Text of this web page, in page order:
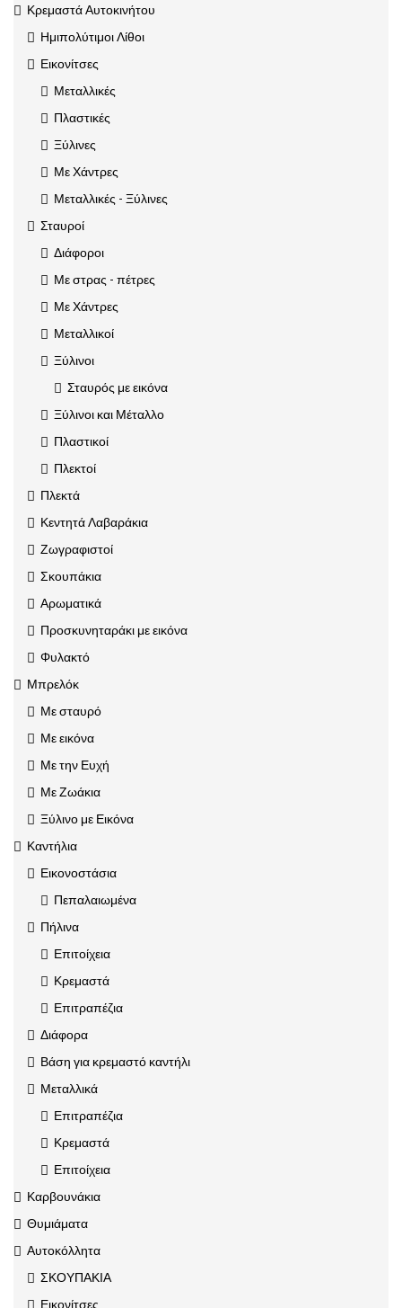
Κρεμαστά Αυτοκινήτου
Ημιπολύτιμοι Λίθοι
Εικονίτσες
Μεταλλικές
Πλαστικές
Ξύλινες
Με Χάντρες
Μεταλλικές - Ξύλινες
Σταυροί
Διάφοροι
Με στρας - πέτρες
Με Χάντρες
Μεταλλικοί
Ξύλινοι
Σταυρός με εικόνα
Ξύλινοι και Μέταλλο
Πλαστικοί
Πλεκτοί
Πλεκτά
Κεντητά Λαβαράκια
Ζωγραφιστοί
Σκουπάκια
Αρωματικά
Προσκυνηταράκι με εικόνα
Φυλακτό
Μπρελόκ
Με σταυρό
Με εικόνα
Με την Ευχή
Με Ζωάκια
Ξύλινο με Εικόνα
Καντήλια
Εικονοστάσια
Πεπαλαιωμένα
Πήλινα
Επιτοίχεια
Κρεμαστά
Επιτραπέζια
Διάφορα
Βάση για κρεμαστό καντήλι
Μεταλλικά
Επιτραπέζια
Κρεμαστά
Επιτοίχεια
Καρβουνάκια
Θυμιάματα
Αυτοκόλλητα
ΣΚΟΥΠΑΚΙΑ
Εικονίτσες